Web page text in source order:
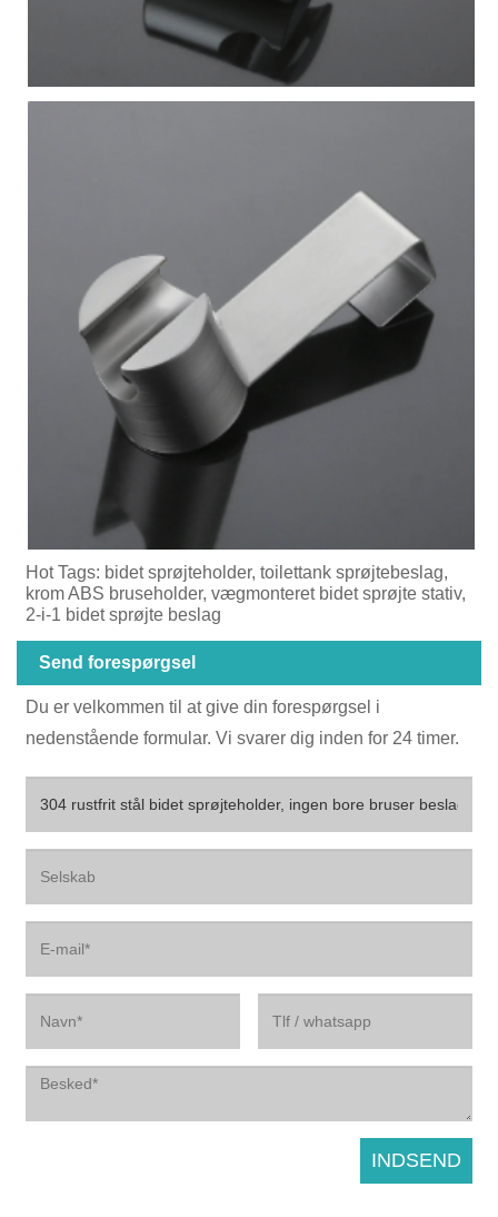
Hot Tags: bidet sprøjteholder, toilettank sprøjtebeslag,
krom ABS bruseholder, vægmonteret bidet sprøjte stativ,
2-i-1 bidet sprøjte beslag
Send forespørgsel
Du er velkommen til at give din forespørgsel i
nedenstående formular. Vi svarer dig inden for 24 timer.